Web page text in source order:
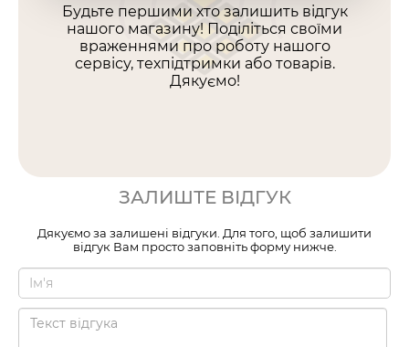
Будьте першими хто залишить відгук
нашого магазину! Поділіться своїми
враженнями про роботу нашого
сервісу, техпідтримки або товарів.
Дякуємо!
ЗАЛИШТЕ ВІДГУК
Дякуємо за залишені відгуки. Для того, щоб залишити
відгук Вам просто заповніть форму нижче.